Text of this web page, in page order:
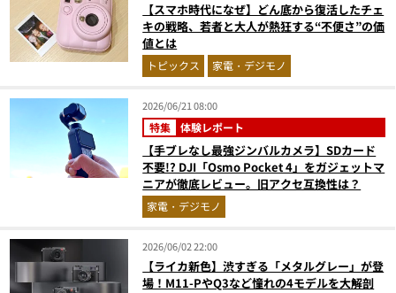
【スマホ時代になぜ】どん底から復活したチェ
キの戦略、若者と大人が熱狂する“不便さ”の価
値とは
トピックス 家電・デジモノ
2026/06/21 08:00
特集 体験レポート
【手ブレなし最強ジンバルカメラ】SDカード
不要!? DJI「Osmo Pocket 4」をガジェットマ
ニアが徹底レビュー。旧アクセ互換性は？
家電・デジモノ
2026/06/02 22:00
【ライカ新色】渋すぎる「メタルグレー」が登
場！M11-PやQ3など憧れの4モデルを大解剖